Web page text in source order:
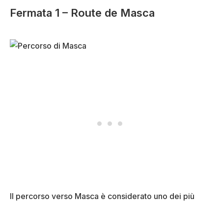
Fermata 1 – Route de Masca
Il percorso verso Masca è considerato uno dei più